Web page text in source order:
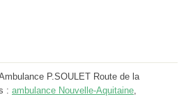
P.SOULET Route de la
: ambulance Nouvelle-Aquitaine,